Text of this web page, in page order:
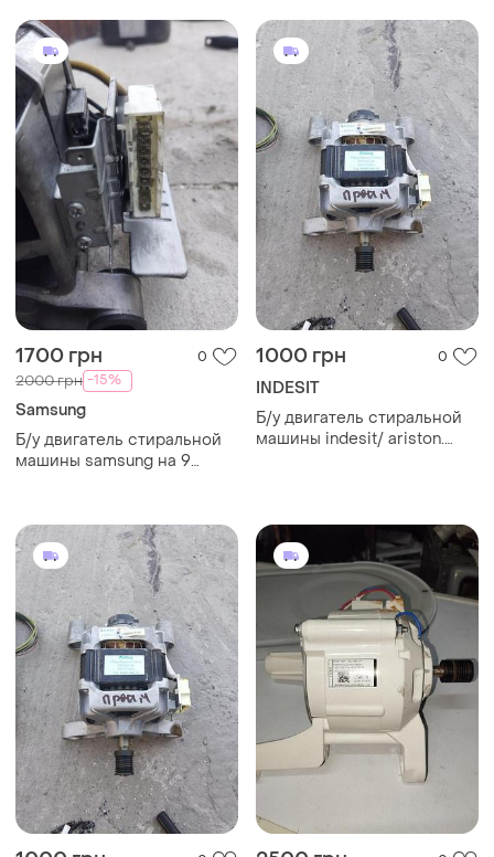
1700 грн 0
2000 грн -15%
Samsung
Б/у двигатель стиральной
машины samsung на 9
1000 грн 0
INDESIT
Б/у двигатель стиральной
машины indesit/ ariston.